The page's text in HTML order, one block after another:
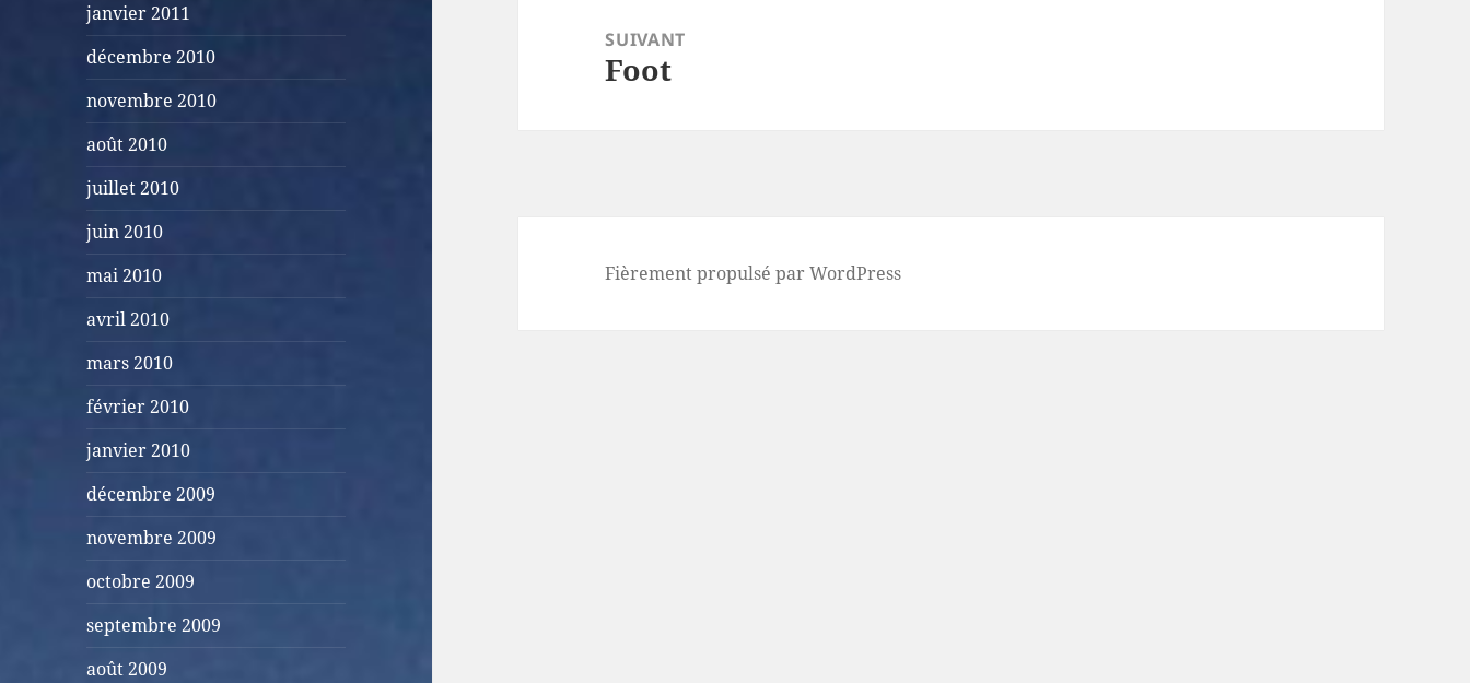
janvier 2011
décembre 2010
novembre 2010
août 2010
juillet 2010
juin 2010
mai 2010
avril 2010
mars 2010
février 2010
janvier 2010
décembre 2009
novembre 2009
octobre 2009
septembre 2009
août 2009
SUIVANT
Article
Foot
Fièrement propulsé par WordPress